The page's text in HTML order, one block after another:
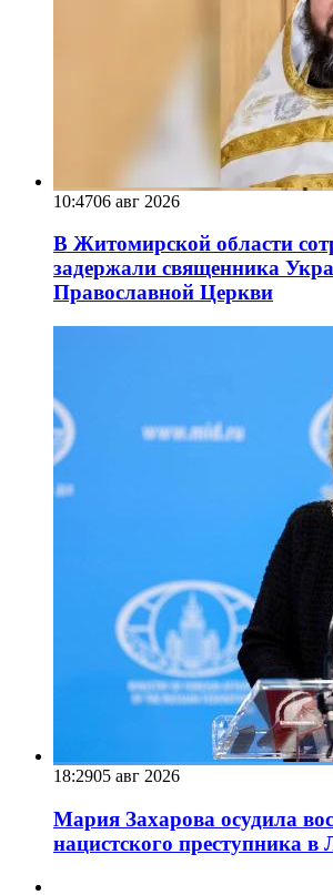
10:4706 авг 2026
В Житомирской области
задержали священника
Православной Церкви
18:2905 авг 2026
Мария Захарова осудила
нацистского преступника в